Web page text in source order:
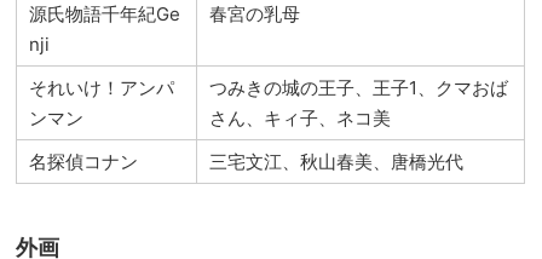
源氏物語千年紀Ge
nji
春宮の乳母
それいけ！アンパ
ンマン
つみきの城の王子、王子1、クマおば
さん、キィ子、ネコ美
名探偵コナン
三宅文江、秋山春美、唐橋光代
外画